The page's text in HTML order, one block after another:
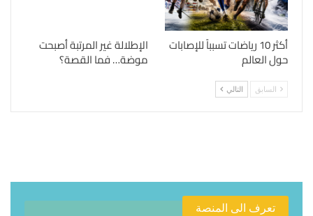
أكثر 10 رياضات تسبباً للإصابات
حول العالم
الإطلالة غير المرتبة أصبحت
موضة… فما القصة؟
السابق التالي
تعرف الى المنصة